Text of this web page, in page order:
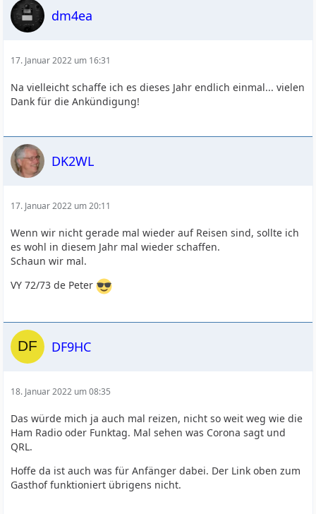
dm4ea
17. Januar 2022 um 16:31
Na vielleicht schaffe ich es dieses Jahr endlich einmal... vielen
Dank für die Ankündigung!
DK2WL
17. Januar 2022 um 20:11
Wenn wir nicht gerade mal wieder auf Reisen sind, sollte ich
es wohl in diesem Jahr mal wieder schaffen.
Schaun wir mal.
VY 72/73 de Peter
DF9HC
18. Januar 2022 um 08:35
Das würde mich ja auch mal reizen, nicht so weit weg wie die
Ham Radio oder Funktag. Mal sehen was Corona sagt und
QRL.
Hoffe da ist auch was für Anfänger dabei. Der Link oben zum
Gasthof funktioniert übrigens nicht.